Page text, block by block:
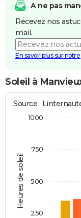
A ne pas
Recevez nos
mail.
En savoir plus sur
Soleil à
Heures de soleil
Source :
250
500
750
1000